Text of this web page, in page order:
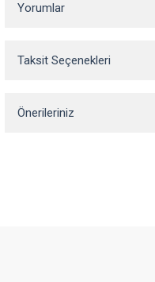
Yorumlar
Taksit Seçenekleri
Önerileriniz